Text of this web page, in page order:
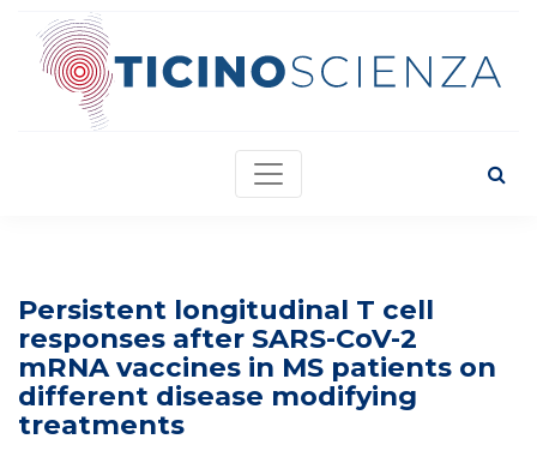
Persistent longitudinal T cell
responses after SARS-CoV-2
mRNA vaccines in MS patients on
different disease modifying
treatments